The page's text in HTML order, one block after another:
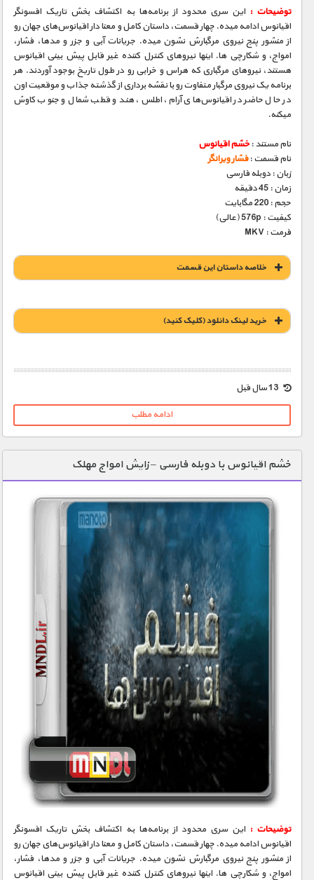
توضیحات :این سری محدود از برنامه‌ها به اکتشاف بخش تاریک افسونگر
اقیانوس ادامه میده. چهار قسمت، داستان کامل و معنا دار اقیانوس‌های جهان رو
از منشور پنج نیروی مرگبارش نشون میده. جریانات آبی و جزر و مدها، فشار،
امواج، و شکارچی ها. اینها نیروهای کنترل کننده غیر قابل پیش بینی اقیانوس
هستند، نیروهای مرگباری که هراس و خرابی رو در طول تاریخ بوجود آوردند. هر
برنامه یک نیروی مرگبار متفاوت رو با نقشه برداری از گذشته جذاب و موقعیت اون
در حال حاضر در اقیانوس‌های آرام، اطلس، هند و قطب شمال و جنوب کاوش
میکنه.
نام مستند : خشم اقیانوس
نام قسمت :فشار ویرانگر
زبان : دوبله فارسی
زمان : 45 دقیقه
حجم : 220 مگابایت
کیفیت : 576p (عالی)
فرمت : MKV
خلاصه داستان این قسمت
خريد لينک دانلود (کليک کنيد)
1900 تومان – خريد لينک دانلود (افزودن به سبد خريد)
ادامه مطلب
خشم اقیانوس با دوبله فارسی – زایش امواج مهلک
توضیحات :این سری محدود از برنامه‌ها به اکتشاف بخش تاریک افسونگر
اقیانوس ادامه میده. چهار قسمت، داستان کامل و معنا دار اقیانوس‌های جهان رو
از منشور پنج نیروی مرگبارش نشون میده. جریانات آبی و جزر و مدها، فشار،
امواج، و شکارچی ها. اینها نیروهای کنترل کننده غیر قابل پیش بینی اقیانوس